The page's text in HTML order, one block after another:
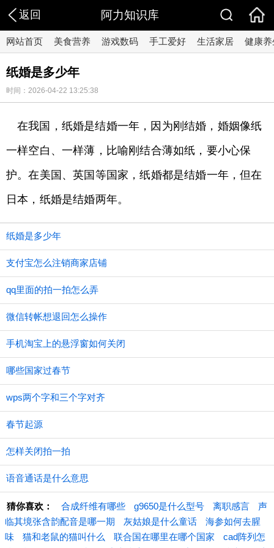
返回 阿力知识库
网站首页 美食营养 游戏数码 手工爱好 生活家居 健康养
纸婚是多少年
时间：2026-04-22 13:25:38
在我国，纸婚是结婚一年，因为刚结婚，婚姻像纸
一样空白、一样薄，比喻刚结合薄如纸，要小心保
护。在美国、英国等国家，纸婚都是结婚一年，但在
日本，纸婚是结婚两年。
纸婚是多少年
支付宝怎么注销商家店铺
qq里面的拍一拍怎么弄
微信转帐想退回怎么操作
手机淘宝上的悬浮窗如何关闭
哪些国家过春节
wps两个字和三个字对齐
春节起源
怎样关闭拍一拍
语音通话是什么意思
猜你喜欢： 合成纤维有哪些 g9650是什么型号 离职感言
声
临其境张含韵配音是哪一期
灰姑娘是什么童话
海参如何去腥
味
猫和老鼠的猫叫什么 联合国在哪里在哪个国家
cad阵列怎